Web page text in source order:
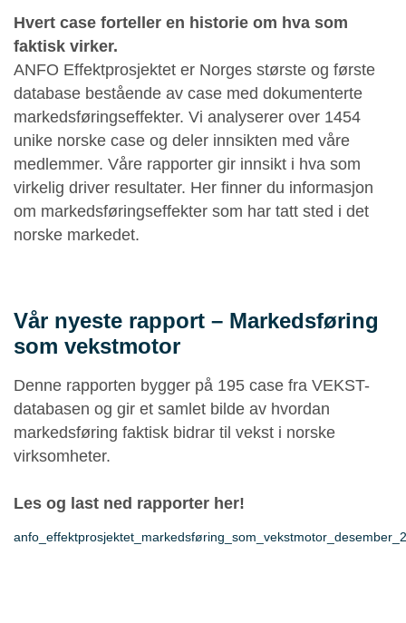
Hvert case forteller en historie om hva som
faktisk virker.
ANFO Effektprosjektet er Norges største og første
database bestående av case med dokumenterte
markedsføringseffekter. Vi analyserer over 1454
unike norske case og deler innsikten med våre
medlemmer. Våre rapporter gir innsikt i hva som
virkelig driver resultater. Her finner du informasjon
om markedsføringseffekter som har tatt sted i det
norske markedet.
Vår nyeste rapport – Markedsføring
som vekstmotor
Denne rapporten bygger på 195 case fra VEKST-
databasen og gir et samlet bilde av hvordan
markedsføring faktisk bidrar til vekst i norske
virksomheter.
Les og last ned rapporter her!